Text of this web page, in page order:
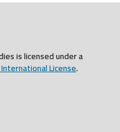
is licensed under a
License.